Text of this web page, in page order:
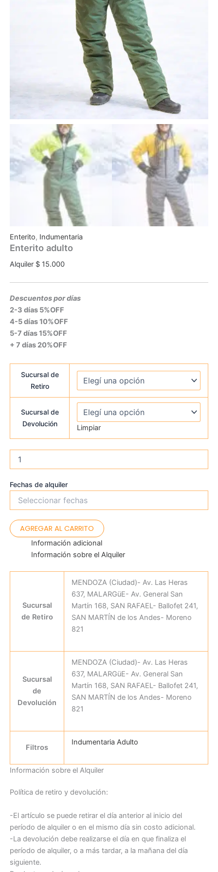
Enterito, Indumentaria
Enterito adulto
Alquiler $ 15.000
Descuentos por días
2-3 días 5%OFF
4-5 días 10%OFF
5-7 días 15%OFF
+ 7 días 20%OFF
Sucursal de
Retiro
Sucursal de
Devolución
Limpiar
Fechas de alquiler
AGREGAR AL CARRITO
Información adicional
Información sobre el Alquiler
Sucursal
de Retiro
MENDOZA (Ciudad)- Av. Las Heras
637, MALARGüE- Av. General San
Martín 168, SAN RAFAEL- Ballofet 241,
SAN MARTÍN de los Andes- Moreno
821
Sucursal
de
Devolución
MENDOZA (Ciudad)- Av. Las Heras
637, MALARGüE- Av. General San
Martín 168, SAN RAFAEL- Ballofet 241,
SAN MARTÍN de los Andes- Moreno
821
Filtros
Indumentaria Adulto
Información sobre el Alquiler
Política de retiro y devolución:
-El artículo se puede retirar el día anterior al inicio del
período de alquiler o en el mismo día sin costo adicional.
-La devolución debe realizarse el día en que finaliza el
período de alquiler, o a más tardar, a la mañana del día
siguiente.